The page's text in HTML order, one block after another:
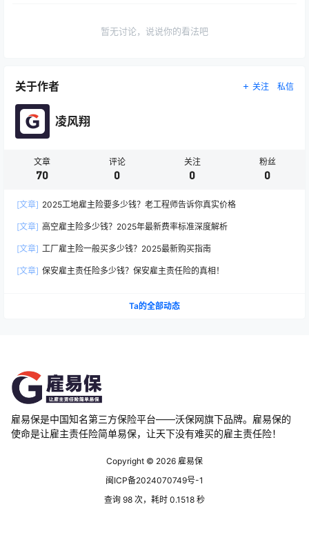
暂无讨论，说说你的看法吧
关于作者 关注 私信
凌风翔
文章
70
评论
0
关注
0
粉丝
0
[文章] 2025工地雇主险要多少钱？老工程师告诉你真实价格
[文章] 高空雇主险多少钱？2025年最新费率标准深度解析
[文章] 工厂雇主险一般买多少钱？2025最新购买指南
[文章] 保安雇主责任险多少钱？保安雇主责任险的真相！
Ta的全部动态
雇易保是中国知名第三方保险平台——沃保网旗下品牌。雇易保的
使命是让雇主责任险简单易保，让天下没有难买的雇主责任险！
Copyright © 2026 雇易保
闽ICP备2024070749号-1
查询 98 次，耗时 0.1518 秒